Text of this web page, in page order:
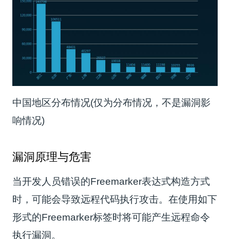
中国地区分布情况(仅为分布情况，不是漏洞影
响情况)
漏洞原理与危害
当开发人员错误的Freemarker表达式构造方式
时，可能会导致远程代码执行攻击。在使用如下
形式的Freemarker标签时将可能产生远程命令
执行漏洞。